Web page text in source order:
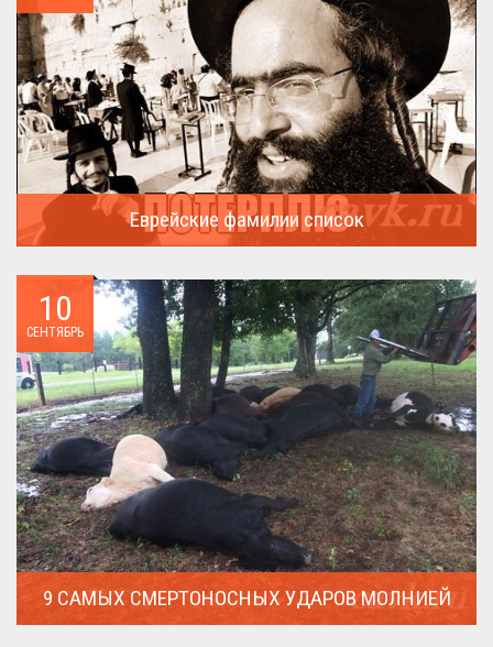
Еврейские фамилии список
10
СЕНТЯБРЬ
9 САМЫХ СМЕРТОНОСНЫХ УДАРОВ МОЛНИЕЙ